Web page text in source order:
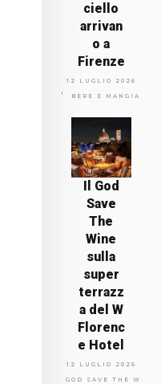
ciello
arrivan
o a
Firenze
12 LUGLIO 2026
BERE E MANGIARE
Il God
Save
The
Wine
sulla
super
terrazz
a del W
Florenc
e Hotel
12 LUGLIO 2026
GOD SAVE THE WINE